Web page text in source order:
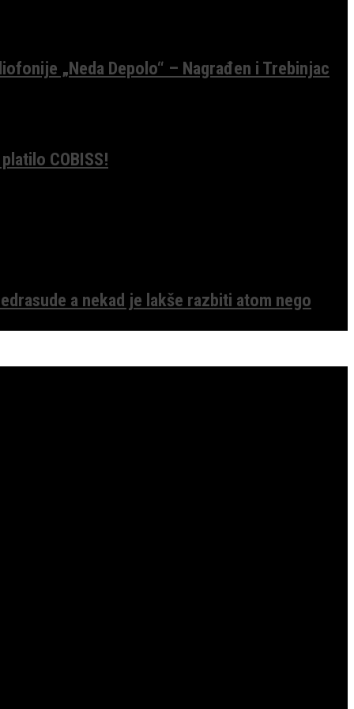
„Neda Depolo“ – Nagrađen i Trebinjac
COBISS!
a nekad je lakše razbiti atom nego